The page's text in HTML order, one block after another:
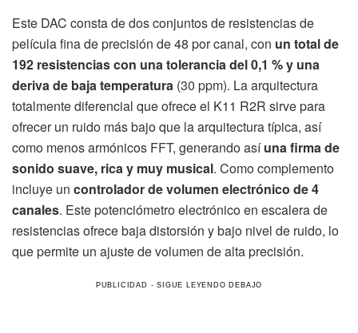
Este DAC consta de dos conjuntos de resistencias de
película fina de precisión de 48 por canal, con un total de
192 resistencias con una tolerancia del 0,1 % y una
deriva de baja temperatura (30 ppm). La arquitectura
totalmente diferencial que ofrece el K11 R2R sirve para
ofrecer un ruido más bajo que la arquitectura típica, así
como menos armónicos FFT, generando asíuna firma de
sonido suave, rica y muy musical. Como complemento
incluye un controlador de volumen electrónico de 4
canales. Este potenciómetro electrónico en escalera de
resistencias ofrece baja distorsión y bajo nivel de ruido, lo
que permite un ajuste de volumen de alta precisión.